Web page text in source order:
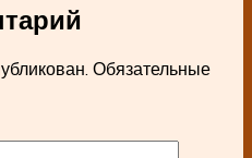
Обязательные